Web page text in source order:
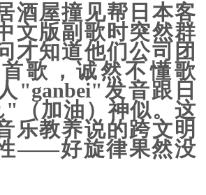
酒屋撞见帮日本客
文版副歌时突然群
才知道他们公司团
歌，诚然不懂歌
"ganbei"发音跟日
（加油）神似。这
乐教养说的跨文明
——好旋律果然没